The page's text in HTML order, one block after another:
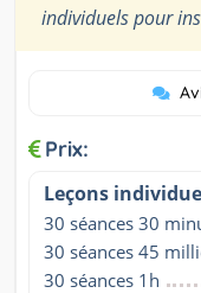
individuels pour
Prix:
Leçons
30 séances 30
30 séances 45
30 séances 1h